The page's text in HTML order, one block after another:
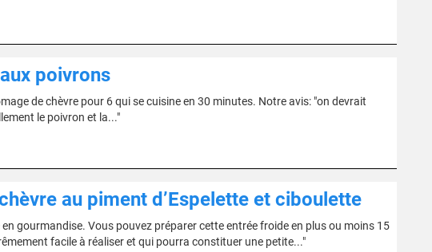
poivrons
de chèvre pour 6 qui se cuisine en 30 minutes. Notre avis: "on devrait
le poivron et la..."
au piment d’Espelette et ciboulette
gourmandise. Vous pouvez préparer cette entrée froide en plus ou moins 15
facile à réaliser et qui pourra constituer une petite..."